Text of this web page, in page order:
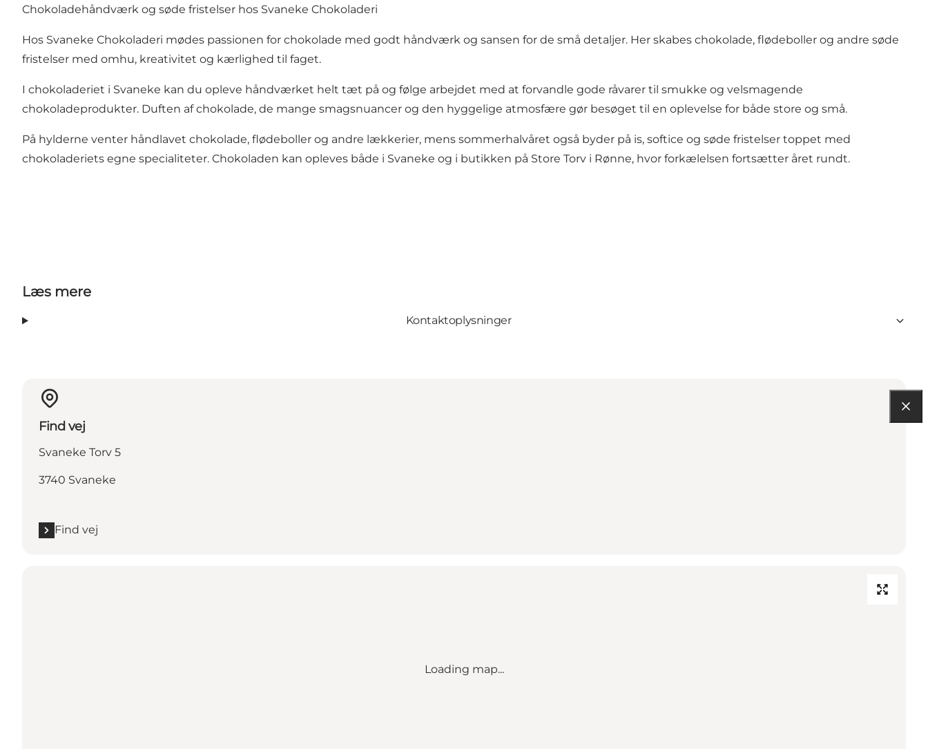
Chokoladehåndværk og søde fristelser hos Svaneke Chokoladeri
Hos Svaneke Chokoladeri mødes passionen for chokolade med godt håndværk og sansen for de små detaljer. Her skabes chokolade, flødeboller og andre søde
fristelser med omhu, kreativitet og kærlighed til faget.
I chokoladeriet i Svaneke kan du opleve håndværket helt tæt på og følge arbejdet med at forvandle gode råvarer til smukke og velsmagende
chokoladeprodukter. Duften af chokolade, de mange smagsnuancer og den hyggelige atmosfære gør besøget til en oplevelse for både store og små.
På hylderne venter håndlavet chokolade, flødeboller og andre lækkerier, mens sommerhalvåret også byder på is, softice og søde fristelser toppet med
chokoladeriets egne specialiteter. Chokoladen kan opleves både i Svaneke og i butikken på Store Torv i Rønne, hvor forkælelsen fortsætter året rundt.
Læs mere
Kontaktoplysninger
Find vej
Svaneke Torv 5
3740 Svaneke
Find vej
Loading map...